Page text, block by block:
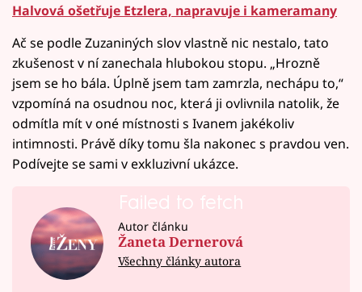
Halvová ošetřuje Etzlera, napravuje i kameramany
Ač se podle Zuzaniných slov vlastně nic nestalo, tato
zkušenost v ní zanechala hlubokou stopu. „Hrozně
jsem se ho bála. Úplně jsem tam zamrzla, nechápu to,“
vzpomíná na osudnou noc, která ji ovlivnila natolik, že
odmítla mít v oné místnosti s Ivanem jakékoliv
intimnosti. Právě díky tomu šla nakonec s pravdou ven.
Podívejte se sami v exkluzivní ukázce.
Failed to fetch
Autor článku
Žaneta Dernerová
Všechny články autora